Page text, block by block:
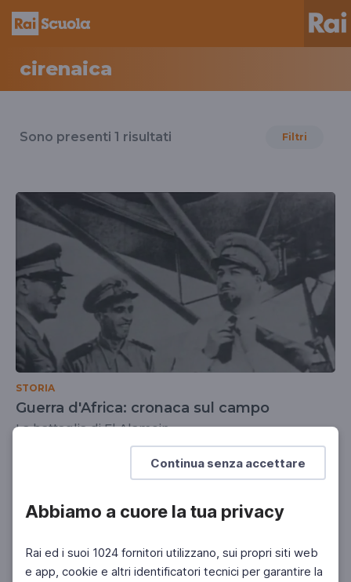
Continua senza accettare
Abbiamo a cuore la tua privacy
Rai ed i suoi 1024 fornitori utilizzano, sui propri siti web
e app, cookie e altri identificatori tecnici per garantire la
cirenaica
il
cirenaica
Sono presenti 1 risultati Filtri
STORIA
Guerra d'Africa: cronaca sul campo
La battaglia di El Alamein